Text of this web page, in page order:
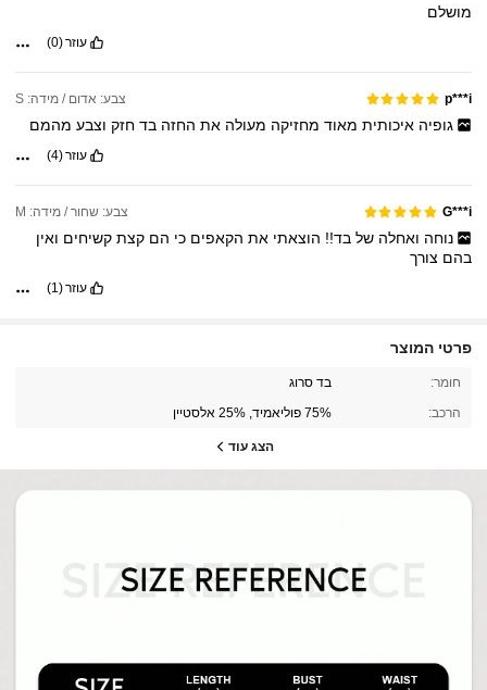
מושלם
עוזר(0)
p***i צבע: אדום / מידה: S
גופיה איכותית מאוד מחזיקה מעולה את החזה בד חזק וצבע מהמם
עוזר(4)
G***i צבע: שחור / מידה: M
נוחה ואחלה של בד!! הוצאתי את הקאפים כי הם קצת קשיחים ואין
בהם צורך
עוזר(1)
פרטי המוצר
חומר: בד סרוג
הרכב: 75% פוליאמיד, 25% אלסטיין
הצג עוד